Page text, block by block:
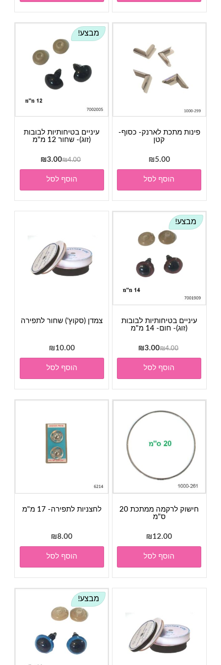
פינות מתכת לארנק- כסוף-
קטן
₪5.00
הוסף לסל
מבצע!
עיניים בטיחותיות לבובות
(זוג)- שחור 12 מ"מ
₪4.00
המחיר
המקורי
היה:
₪4.00.
₪3.00
המחיר
הנוכחי
₪3.00.
הוסף לסל
מבצע!
עיניים בטיחותיות לבובות
(זוג)- חום- 14 מ"מ
₪4.00
המחיר
המקורי
היה:
₪4.00.
₪3.00
הנוכחי
₪3.00.
הוסף לסל
צמדן (סקוץ') שחור לתפירה
₪10.00
הוסף לסל
חישוק לרקמה ממתכת 20
ס"מ
₪12.00
הוסף לסל
לחצניות לתפירה- 17 מ"מ
₪8.00
הוסף לסל
מבצע!